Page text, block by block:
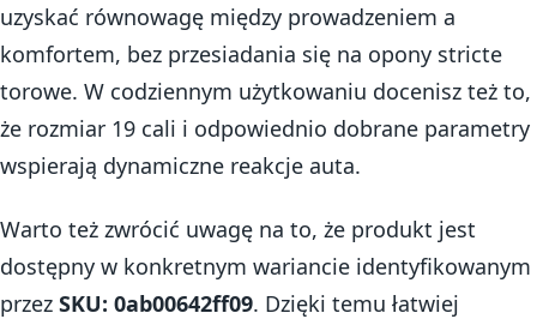
uzyskać równowagę między prowadzeniem a
komfortem, bez przesiadania się na opony stricte
torowe. W codziennym użytkowaniu docenisz też to,
że rozmiar 19 cali i odpowiednio dobrane parametry
wspierają dynamiczne reakcje auta.
Warto też zwrócić uwagę na to, że produkt jest
dostępny w konkretnym wariancie identyfikowanym
przez SKU: 0ab00642ff09. Dzięki temu łatwiej